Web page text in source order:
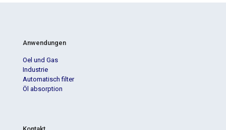
Anwendungen
Oel und Gas
Industrie
Automatisch filter
Öl absorption